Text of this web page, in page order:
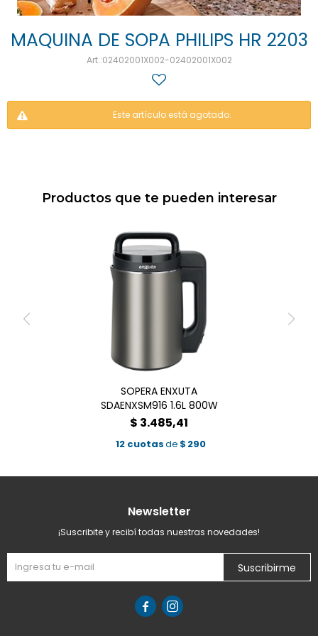
MAQUINA DE SOPA PHILIPS HR 2203
02402001X002-02402001X002
Este artículo está agotado.
Productos que te pueden interesar
SOPERA ENXUTA
SDAENXSM916 1.6L 800W
$ 3.485,41
12 cuotasde $ 290
Newsletter
¡Suscribite y recibí todas nuestras novedades!
Suscribirme
 